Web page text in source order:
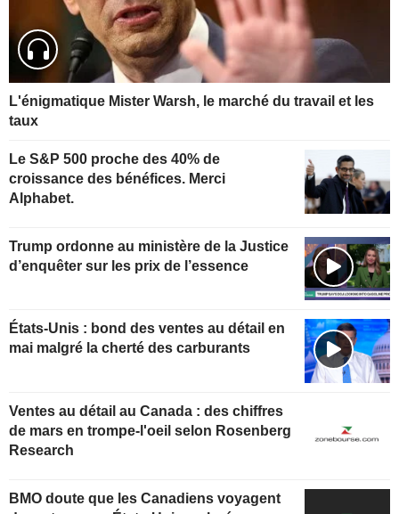
L'énigmatique Mister Warsh, le marché du travail et les
taux
Le S&P 500 proche des 40% de
croissance des bénéfices. Merci
Alphabet.
Trump ordonne au ministère de la Justice
d’enquêter sur les prix de l’essence
États-Unis : bond des ventes au détail en
mai malgré la cherté des carburants
Ventes au détail au Canada : des chiffres
de mars en trompe-l'oeil selon Rosenberg
Research
BMO doute que les Canadiens voyagent